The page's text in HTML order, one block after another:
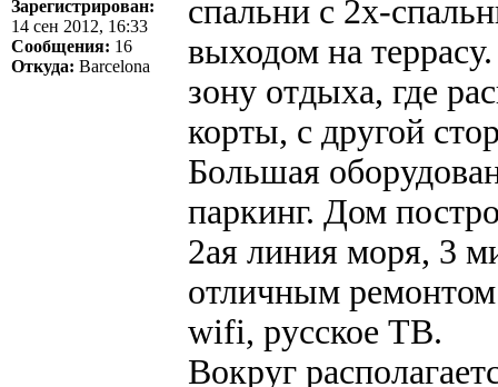
Зарегистрирован:
14 сен 2012, 16:33
Сообщения: 16
Откуда: Barcelona
спальни с 2х-
выходом на
зону отдыха, где
корты, с другой
Большая
паркинг. Дом
2ая линия моря, 3
отличным
wifi, русское ТВ.
Вокруг